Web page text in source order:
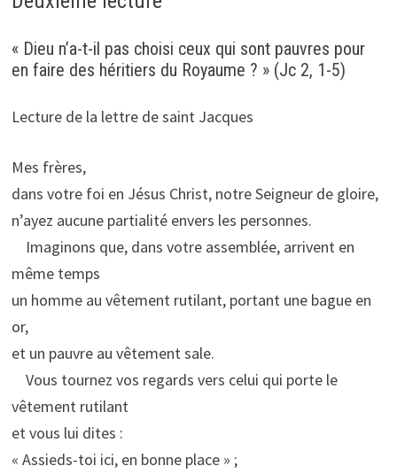
« Dieu n’a-t-il pas choisi ceux qui sont pauvres pour
en faire des héritiers du Royaume ? » (Jc 2, 1-5)
Lecture de la lettre de saint Jacques
Mes frères,
dans votre foi en Jésus Christ, notre Seigneur de gloire,
n’ayez aucune partialité envers les personnes.
Imaginons que, dans votre assemblée, arrivent en
même temps
un homme au vêtement rutilant, portant une bague en
or,
et un pauvre au vêtement sale.
Vous tournez vos regards vers celui qui porte le
vêtement rutilant
et vous lui dites :
« Assieds-toi ici, en bonne place » ;